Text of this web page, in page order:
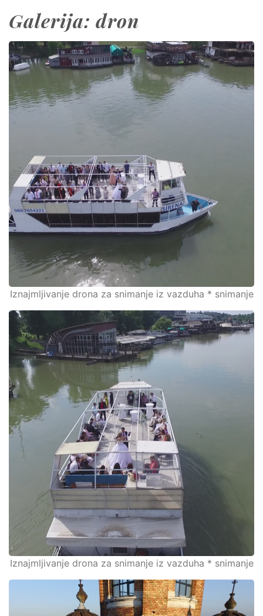
Galerija: dron
Iznajmljivanje drona za snimanje iz vazduha * snimanje
Iznajmljivanje drona za snimanje iz vazduha * snimanje